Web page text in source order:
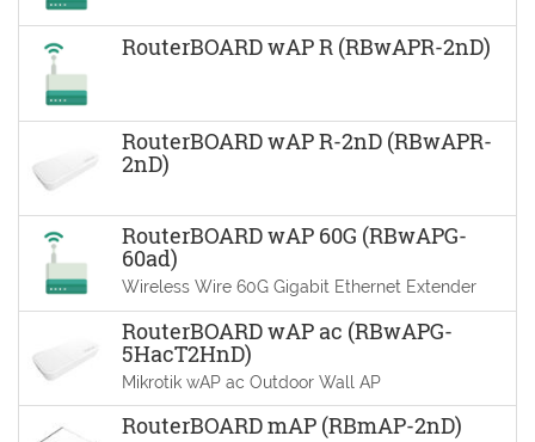
RouterBOARD wAP R (RBwAPR-2nD)
RouterBOARD wAP R-2nD (RBwAPR-
2nD)
RouterBOARD wAP 60G (RBwAPG-
60ad)
Wireless Wire 60G Gigabit Ethernet Extender
RouterBOARD wAP ac (RBwAPG-
5HacT2HnD)
Mikrotik wAP ac Outdoor Wall AP
RouterBOARD mAP (RBmAP-2nD)